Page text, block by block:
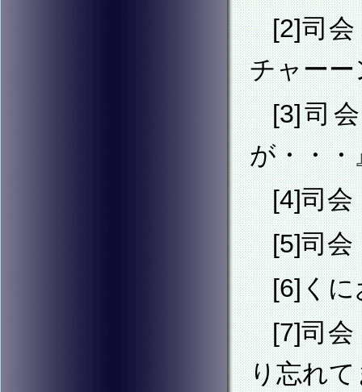
[2]司
チャー
[3]司
が・・・
[4]司会
[5]司
[6]くに
[7]司
り忘れ